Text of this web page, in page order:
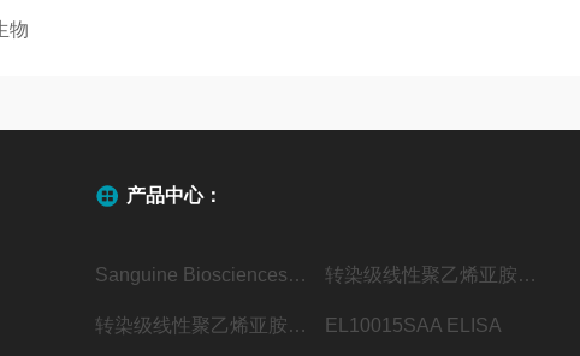
物
产品中心：
Sanguine Biosciences代理 转染级线性聚乙烯亚胺（MW40000）
转染级线性聚乙烯亚胺（MW25000） EL10015SAA ELISA